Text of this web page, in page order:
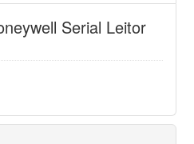
Serial Leitor